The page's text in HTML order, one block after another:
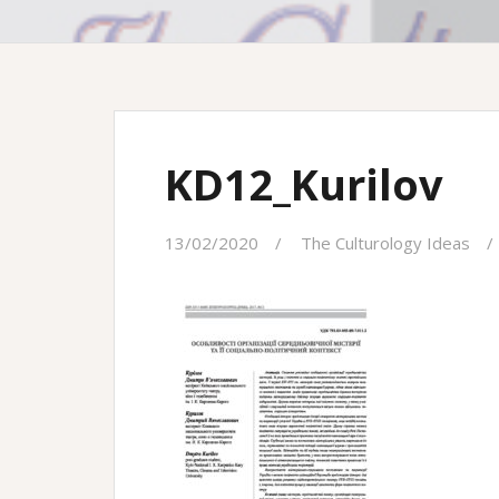
KD12_Kurilov
13/02/2020 The Culturology Ideas